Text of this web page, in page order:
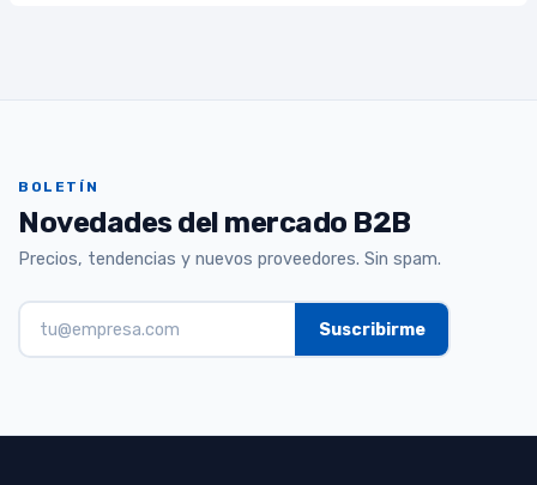
BOLETÍN
Novedades del mercado B2B
Precios, tendencias y nuevos proveedores. Sin spam.